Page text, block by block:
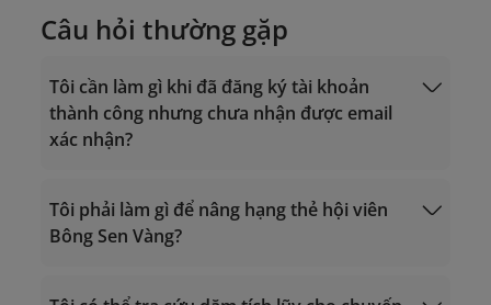
Câu hỏi thường gặp
Tôi cần làm gì khi đã đăng ký tài khoản
thành công nhưng chưa nhận được email
xác nhận?
Tôi phải làm gì để nâng hạng thẻ hội viên
Bông Sen Vàng?